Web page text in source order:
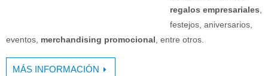
regalos empresariales
festejos, aniversarios,
eventos, merchandising promocional , entre otros.
MÁS INFORMACIÓN